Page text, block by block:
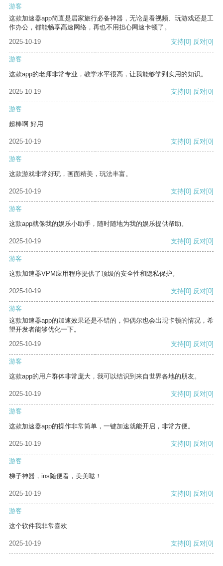
游客
这款加速器app简直是居家旅行必备神器，无论是看视频、玩游戏还是工
作办公，都能畅享高速网络，再也不用担心网速卡顿了。
2025-10-19
支持[0] 反对[0]
游客
这款app的老师非常专业，教学水平很高，让我能够学到实用的知识。
2025-10-19 支持[0] 反对[0]
游客
超棒啊 好用
2025-10-19 支持[0] 反对[0]
游客
这款游戏非常好玩，画面精美，玩法丰富。
2025-10-19 支持[0] 反对[0]
游客
这款app就像我的娱乐小助手，随时随地为我的娱乐提供帮助。
2025-10-19 支持[0] 反对[0]
游客
这款加速器VPM应用程序提供了顶级的安全性和隐私保护。
2025-10-19 支持[0] 反对[0]
游客
这款加速器app的加速效果还是不错的，但偶尔也会出现卡顿的情况，希
望开发者能够优化一下。
2025-10-19
支持[0] 反对[0]
游客
这款app的用户群体非常庞大，我可以结识到来自世界各地的朋友。
2025-10-19 支持[0] 反对[0]
游客
这款加速器app的操作非常简单，一键加速就能开启，非常方便。
2025-10-19 支持[0] 反对[0]
游客
梯子神器，ins随便看，美美哒！
2025-10-19 支持[0] 反对[0]
游客
这个软件我非常喜欢
2025-10-19 支持[0] 反对[0]